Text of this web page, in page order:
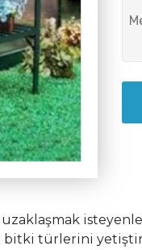
bitki türlerini